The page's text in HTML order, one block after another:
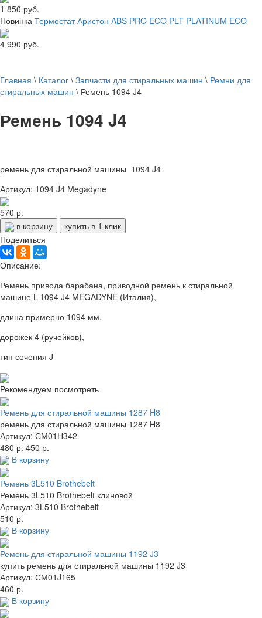
1 850 руб.
Новинка Термостат Аристон ABS PRO ECO PLT PLATINUM ECO
4 990 руб.
Главная \ Каталог \ Запчасти для стиральных машин \ Ремни для
стиральных машин \ Ремень 1094 J4
Ремень 1094 J4
ремень для стиральной машины 1094 J4
Артикул: 1094 J4 Megadyne
570 р.
в корзину
купить в 1 клик
Поделиться
Описание:
Ремень привода барабана, приводной ремень к стиральной
машине L-1094 J4 MEGADYNE (Италия),
длина примерно 1094 мм,
дорожек 4 (ручейков),
тип сечения J
Рекомендуем посмотреть
Ремень для стиральной машины 1287 H8
ремень для стиральной машины 1287 H8
Артикул: СМ01H342
480 р. 450 р.
В корзину
Ремень 3L510 Brothebelt
Ремень 3L510 Brothebelt клиновой
Артикул: 3L510 Brothebelt
510 р.
В корзину
Ремень для стиральной машины 1192 J3
купить ремень для стиральной машины 1192 J3
Артикул: СМ01J165
460 р.
В корзину